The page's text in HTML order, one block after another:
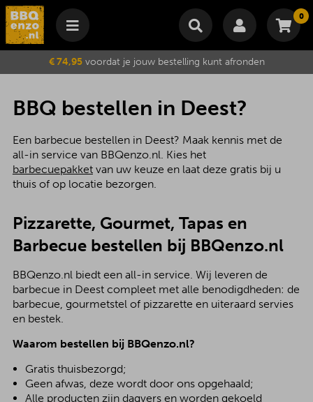
0
Winkelmand
Je winkelwagen is momenteel leeg.
Subtotaal €
Wijzig winkelmand Bestellen
€ 74,95voordat je jouw bestelling kunt afronden
BBQ bestellen in Deest?
Een barbecue bestellen in Deest? Maak kennis met de
all-in service van BBQenzo.nl. Kies het
barbecuepakketvan uw keuze en laat deze gratis bij u
thuis of op locatie bezorgen.
Pizzarette, Gourmet, Tapas en
Barbecue bestellen bij BBQenzo.nl
BBQenzo.nl biedt een all-in service. Wij leveren de
barbecue in Deest compleet met alle benodigdheden: de
barbecue, gourmetstel of pizzarette en uiteraard servies
en bestek.
Waarom bestellen bij BBQenzo.nl?
Gratis thuisbezorgd;
Geen afwas, deze wordt door ons opgehaald;
Alle producten zijn dagvers en worden gekoeld